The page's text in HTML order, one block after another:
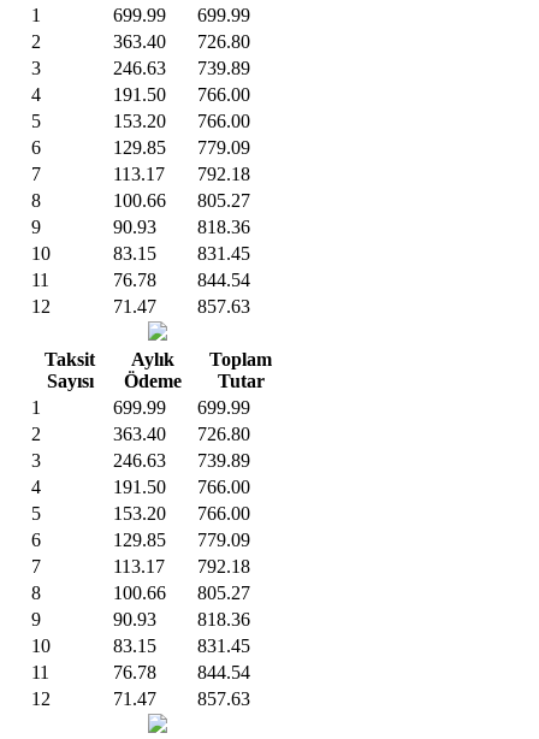
1
699.99
699.99
2
363.40
726.80
3
246.63
739.89
4
191.50
766.00
5
153.20
766.00
6
129.85
779.09
7
113.17
792.18
8
100.66
805.27
9
90.93
818.36
10
83.15
831.45
11
76.78
844.54
12
71.47 857.63
Taksit
Sayısı
Aylık
Ödeme
Toplam
Tutar
1
699.99
699.99
2
363.40
726.80
3
246.63
739.89
4
191.50
766.00
5
153.20
766.00
6
129.85
779.09
7
113.17
792.18
8
100.66
805.27
9
90.93
818.36
10
83.15
831.45
11
76.78
844.54
12
71.47 857.63